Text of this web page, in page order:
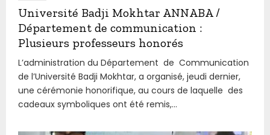
Université Badji Mokhtar ANNABA /
Département de communication :
Plusieurs professeurs honorés
L’administration du Département de Communication
de l’Université Badji Mokhtar, a organisé, jeudi dernier,
une cérémonie honorifique, au cours de laquelle des
cadeaux symboliques ont été remis,...